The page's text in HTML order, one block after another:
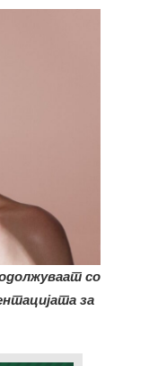
со
за